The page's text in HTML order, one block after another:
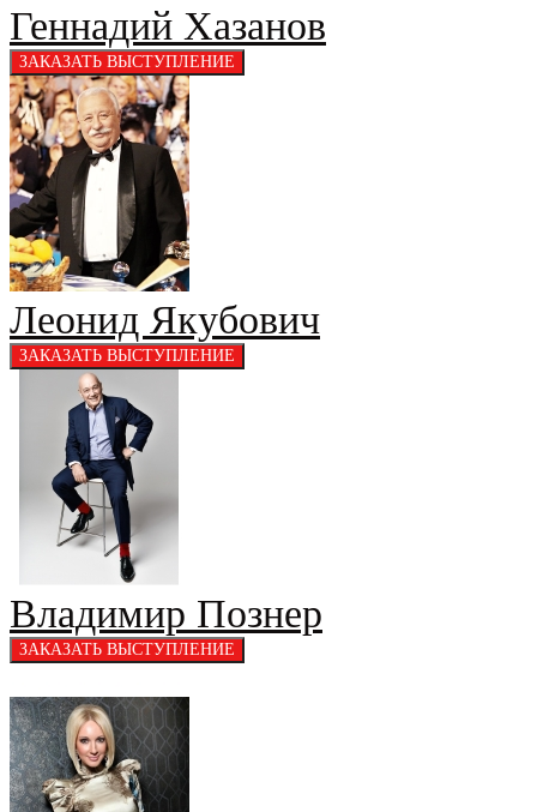
Геннадий Хазанов
Леонид Якубович
Владимир Познер